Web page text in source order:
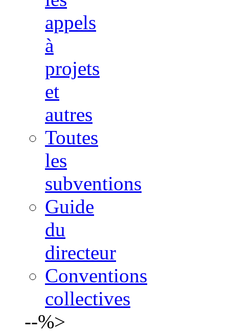
appels
à
projets
et
autres
Toutes
les
subventions
Guide
du
directeur
Conventions
collectives
--%>